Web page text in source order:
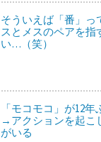
そういえば「番」っ
スとメスのペアを指
い…（笑）
「モコモコ」が12
→アクションを起こ
がいる